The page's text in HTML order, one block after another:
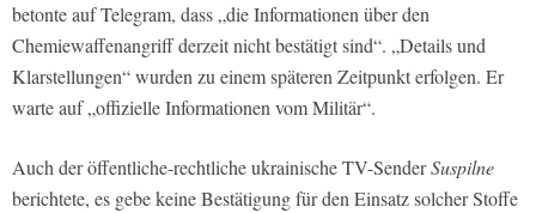
betonte auf Telegram, dass „die Informationen über den
Chemiewaffenangriff derzeit nicht bestätigt sind“. „Details und
Klarstellungen“ wurden zu einem späteren Zeitpunkt erfolgen. Er
warte auf „offizielle Informationen vom Militär“.
Auch der öffentliche-rechtliche ukrainische TV-SenderSuspilne
berichtete, es gebe keine Bestätigung für den Einsatz solcher Stoffe